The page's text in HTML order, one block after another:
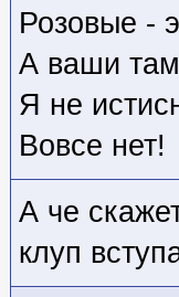
Розовые -
А ваши там
Я не
Вовсе нет!
А че
клуп